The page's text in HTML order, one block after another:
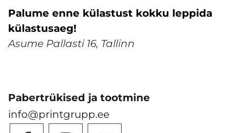
Palume enne külastust kokku leppida
külastusaeg!
Asume Pallasti 16, Tallinn
Pabertrükised ja tootmine
info@printgrupp.ee